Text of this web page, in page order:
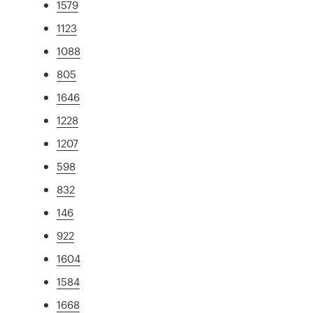
1579
1123
1088
805
1646
1228
1207
598
832
146
922
1604
1584
1668